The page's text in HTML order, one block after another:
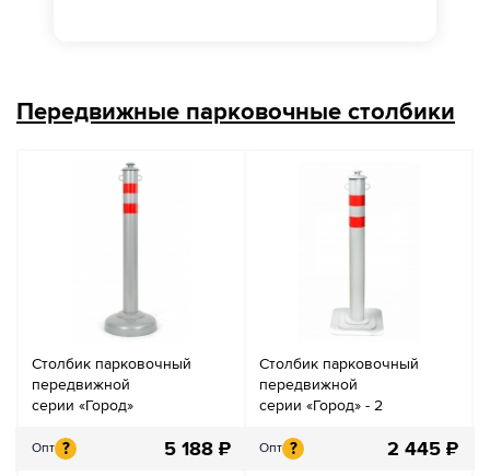
Передвижные парковочные столбики
Столбик парковочный
передвижной
серии «Город»
Опт ? 5 188 ₽
Столбик парковочный
передвижной
серии «Город» - 2
Опт ? 2 445 ₽